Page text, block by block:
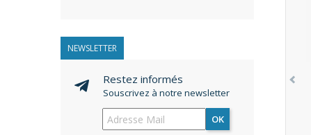
NEWSLETTER
Restez informés
Souscrivez à notre newsletter
OK